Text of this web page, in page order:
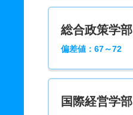
総合政策学部
偏差値：67～72
国際経営学部